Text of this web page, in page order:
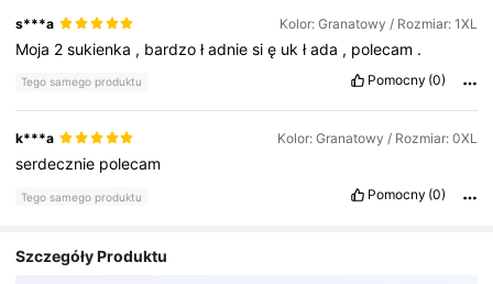
s***a Kolor: Granatowy / Rozmiar: 1XL
Moja 2sukienka , bardzoładniesię układa , polecam .
Tego samego produktu Pomocny (0)
k***a Kolor: Granatowy / Rozmiar: 0XL
serdecznie polecam
Tego samego produktu Pomocny (0)
Szczegóły Produktu